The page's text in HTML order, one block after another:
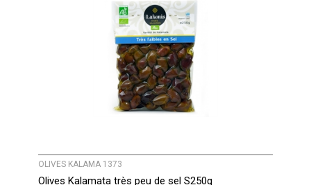
OLIVES KALAMA 1373
Olives Kalamata très peu de sel S250g